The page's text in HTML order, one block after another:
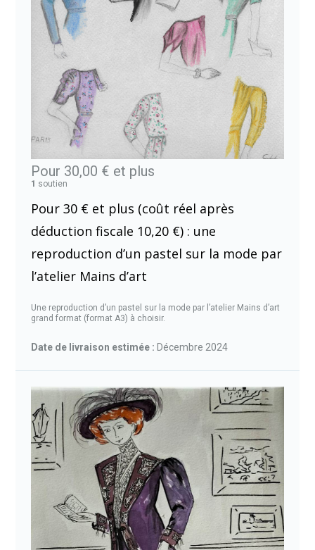
Pour 30,00 € et plus
1 soutien
Pour 30 € et plus (coût réel après
déduction fiscale 10,20 €) : une
reproduction d’un pastel sur la mode par
l’atelier Mains d’art
Une reproduction d’un pastel sur la mode par l’atelier Mains d’art
grand format (format A3) à choisir.
Date de livraison estimée : Décembre 2024